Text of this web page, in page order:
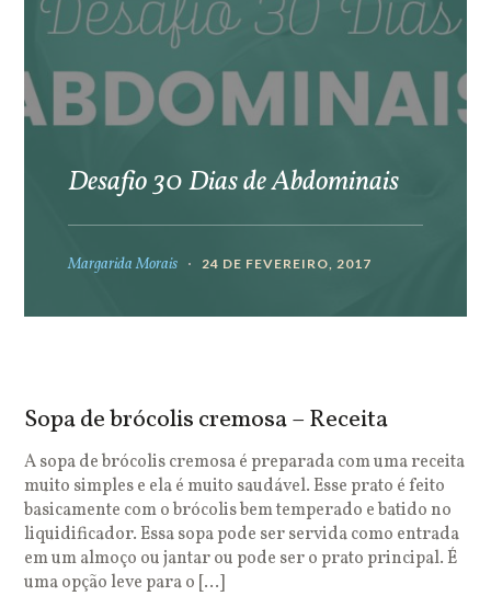
Desafio 30 Dias de Abdominais
Margarida Morais 24 DE FEVEREIRO, 2017
Sopa de brócolis cremosa – Receita
A sopa de brócolis cremosa é preparada com uma receita
muito simples e ela é muito saudável. Esse prato é feito
basicamente com o brócolis bem temperado e batido no
liquidificador. Essa sopa pode ser servida como entrada
em um almoço ou jantar ou pode ser o prato principal. É
uma opção leve para o […]